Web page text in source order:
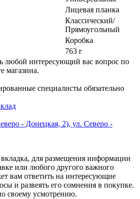
Лицевая планка
Классический/
Прямоугольный
Коробка
763 г
любой интересующий вас вопрос по
магазина.
специалисты обязательно
- Донецкая, 2), ул. Северо -
для размещения информации
или любого другого важного
вам ответить на интересующие
и развеять его сомнения в покупке.
своему усмотрению.